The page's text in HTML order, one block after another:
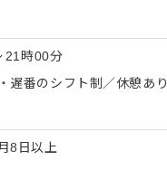
21時00分
遅番のシフト制／休憩あり
8日以上